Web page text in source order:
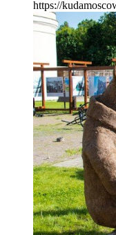
https://